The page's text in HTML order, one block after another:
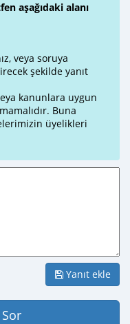
aşağıdaki alanı
veya soruya
şekilde yanıt
kanunlara uygun
Buna
üyelikleri
Yanıt ekle